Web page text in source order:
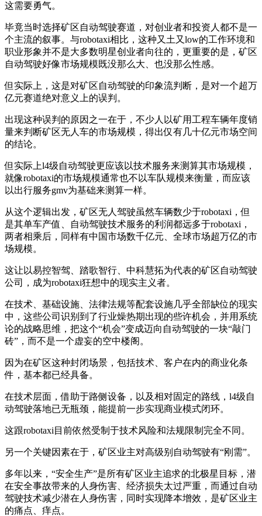
这需要勇气。
毕竟当时选择矿区自动驾驶赛道，对创业者和投资人都不是一
个主流的叙事。与robotaxi相比，这种又土又low的工作环境和
职业形象并不是大多数明星创业者向往的，更重要的是，矿区
自动驾驶好像市场规模既没那么大、也没那么性感。
但实际上，这是对矿区自动驾驶的印象流判断，是对一个超万
亿元赛道绝对意义上的误判。
出现这种误判的原因之一在于，不少人以矿用工程车辆年度销
量来判断矿区无人车的市场规模，得出仅有几十亿元市场空间
的结论。
但实际上l4级自动驾驶更应该以技术服务来测算其市场规模，
就像robotaxi的市场规模通常也不以车队规模来衡量，而应该
以出行服务gmv为基础来测算一样。
从这个逻辑出发，矿区无人驾驶虽然车辆数少于robotaxi，但
是其单车产值、自动驾驶技术服务的利润都远多于robotaxi，
两者相乘后，同样有中国市场数千亿元、全球市场超万亿的市
场规模。
这让以易控智驾、踏歌智行、中科慧拓为代表的矿区自动驾驶
公司，成为robotaxi狂想中的现实主义者。
在技术、基础设施、法律法规等配套设施几乎全部缺位的现实
中，这些公司识别到了行业燥热期出现的些许机会，并用系统
论的战略思维，把这个“机会”变成迈向自动驾驶的一块“敲门
砖”，而不是一个虚妄的空中楼阁。
因为在矿区这种封闭场景，包括技术、客户在内的商业化条
件，基本都已经具备。
在技术层面，借助于路侧设备，以及相对固定的路线，l4级自
动驾驶落地已无瓶颈，能提前一步实现商业模式闭环。
这跟robotaxi目前依然受制于技术风险和法规限制完全不同。
另一个关键因素在于，矿区业主对高级别自动驾驶有“刚需”。
多年以来，“安全生产”是所有矿区业主追求的北极星目标，潜
在安全事故带来的人身伤害、经济损失太过严重，而通过自动
驾驶技术减少潜在人身伤害，同时实现降本增效，是矿区业主
的痛点、痒点。